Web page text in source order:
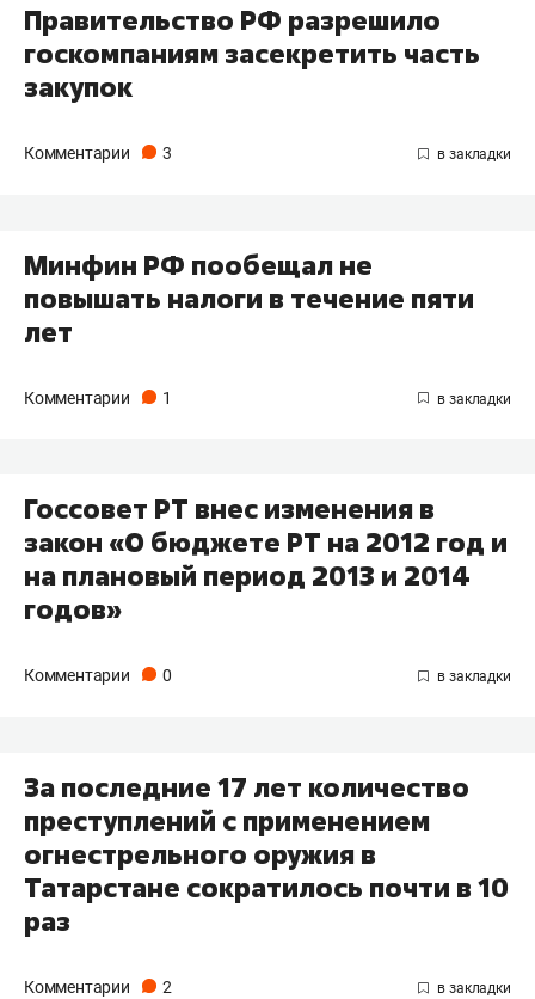
Правительство РФ разрешило
госкомпаниям засекретить часть
закупок
Комментарии 3
Минфин РФ пообещал не
повышать налоги в течение пяти
лет
Комментарии 1
Госсовет РТ внес изменения в
закон «О бюджете РТ на 2012 год и
на плановый период 2013 и 2014
годов»
Комментарии 0
За последние 17 лет количество
преступлений с применением
огнестрельного оружия в
Татарстане сократилось почти в 10
раз
Комментарии 2